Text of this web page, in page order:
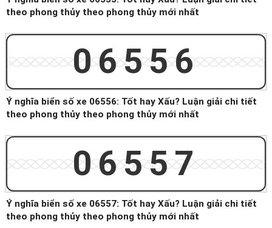
theo phong thủy theo phong thủy mới nhất
06556
Ý nghĩa biển số xe 06556: Tốt hay Xấu? Luận giải chi tiết
theo phong thủy theo phong thủy mới nhất
06557
Ý nghĩa biển số xe 06557: Tốt hay Xấu? Luận giải chi tiết
theo phong thủy theo phong thủy mới nhất